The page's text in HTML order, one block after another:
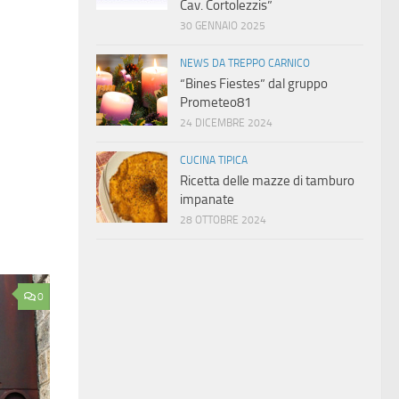
0
Cav. Cortolezzis”
30 GENNAIO 2025
NEWS DA TREPPO CARNICO
“Bines Fiestes” dal gruppo
Prometeo81
24 DICEMBRE 2024
CUCINA TIPICA
Ricetta delle mazze di tamburo
impanate
28 OTTOBRE 2024